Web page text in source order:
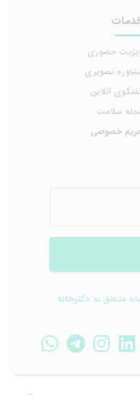
حضوری
تصویری
آنلاین
سلامت
خصوصی
متعلق به دکترخانه